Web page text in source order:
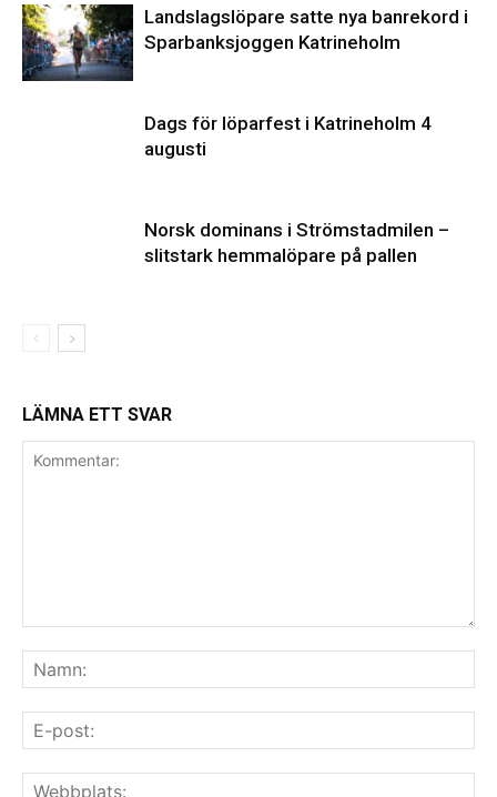
Landslagslöpare satte nya banrekord i
Sparbanksjoggen Katrineholm
Dags för löparfest i Katrineholm 4
augusti
Norsk dominans i Strömstadmilen –
slitstark hemmalöpare på pallen
LÄMNA ETT SVAR